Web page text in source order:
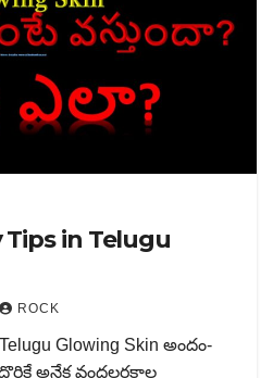
in Telugu
ROCK
Glowing Skin అందం-
అనేక వందలరకాల